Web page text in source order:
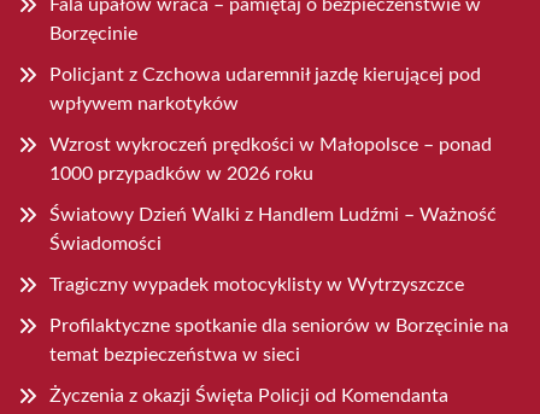
Fala upałów wraca – pamiętaj o bezpieczeństwie w
Borzęcinie
Policjant z Czchowa udaremnił jazdę kierującej pod
wpływem narkotyków
Wzrost wykroczeń prędkości w Małopolsce – ponad
1000 przypadków w 2026 roku
Światowy Dzień Walki z Handlem Ludźmi – Ważność
Świadomości
Tragiczny wypadek motocyklisty w Wytrzyszczce
Profilaktyczne spotkanie dla seniorów w Borzęcinie na
temat bezpieczeństwa w sieci
Życzenia z okazji Święta Policji od Komendanta